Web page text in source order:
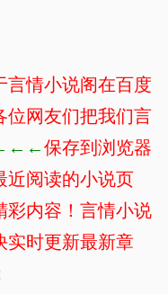
言情小说阁在百度
位网友们把我们言
保存到浏览器
近阅读的小说页
彩内容！言情小说
实时更新最新章